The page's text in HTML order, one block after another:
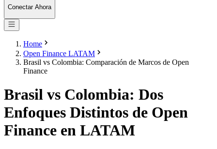
Conectar Ahora
Home
Open Finance LATAM
Brasil vs Colombia: Comparación de Marcos de Open
Finance
Brasil vs Colombia: Dos
Enfoques Distintos de Open
Finance en LATAM